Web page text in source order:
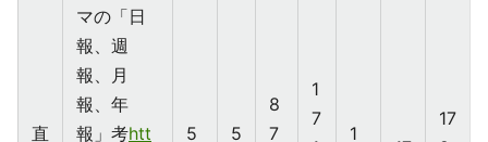
直
マの「日
報、週
報、月
報、年
報」考htt 5 5
8
7
1
7
1
17